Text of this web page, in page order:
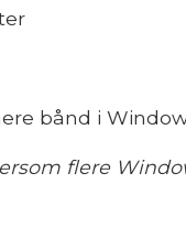
bånd i
flere